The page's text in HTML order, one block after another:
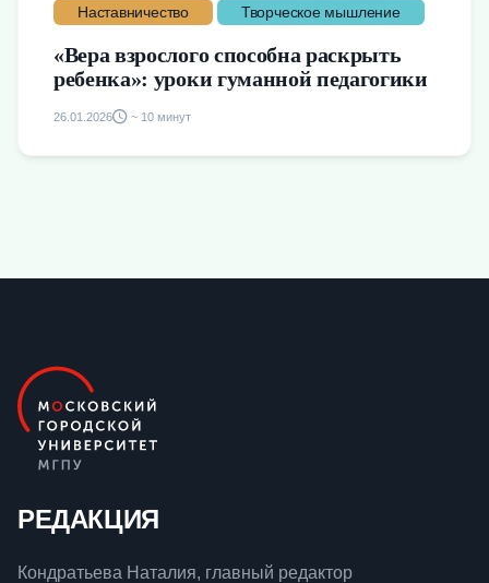
Наставничество
Творческое мышление
«Вера взрослого способна раскрыть
ребенка»: уроки гуманной педагогики
26.01.2026 ~ 10 минут
РЕДАКЦИЯ
Кондратьева Наталия, главный редактор